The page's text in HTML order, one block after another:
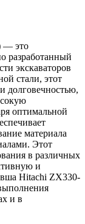
— это
разработанный
экскаваторов
стали, этот
долговечностью,
оптимальной
материала
Этот
в различных
и
Hitachi ZX330-
и в